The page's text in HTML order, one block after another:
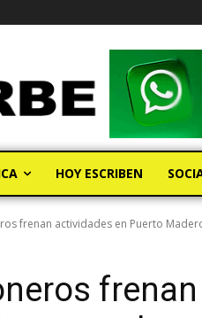
HOY ESCRIBEN
frenan actividades en Puerto